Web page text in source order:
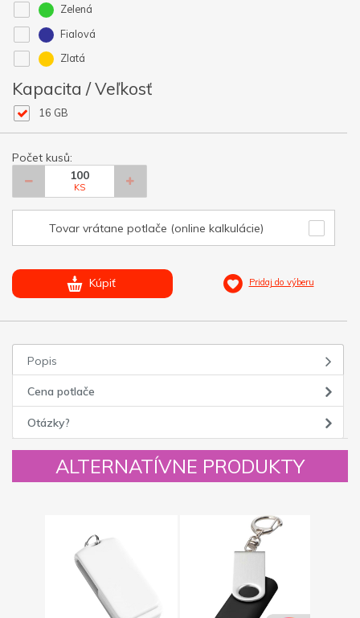
Zelená
Fialová
Zlatá
Kapacita / Veľkosť
16 GB
Počet kusů:
KS
Tovar vrátane potlače (online kalkulácie)
Kúpiť Pridaj do výberu
Popis
Cena potlače
Otázky?
ALTERNATÍVNE PRODUKTY